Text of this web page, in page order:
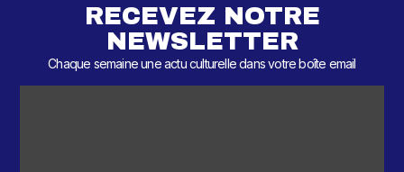
RECEVEZ NOTRE
NEWSLETTER
Chaque semaine une actu culturelle dans votre boîte email